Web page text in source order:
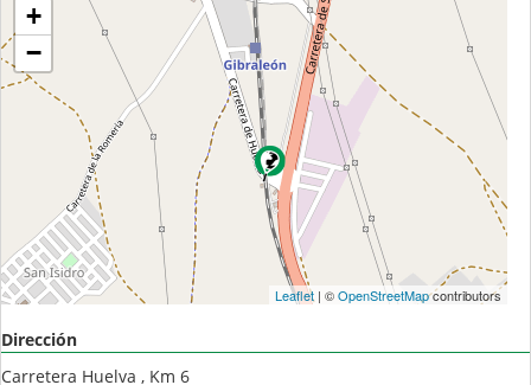
+
−
Leaflet| ©OpenStreetMapcontributors
Dirección
Carretera Huelva , Km 6